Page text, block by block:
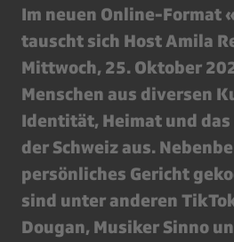
Im neuen Online-Format
tauscht sich Host Amila
Mittwoch, 25. Oktober
Menschen aus diversen
Identität, Heimat und das
der Schweiz aus.
persönliches Gericht
sind unter anderen
Dougan, Musiker Sinno